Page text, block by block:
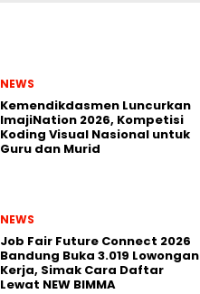
NEWS
Kemendikdasmen Luncurkan
ImajiNation 2026, Kompetisi
Koding Visual Nasional untuk
Guru dan Murid
NEWS
Job Fair Future Connect 2026
Bandung Buka 3.019 Lowongan
Kerja, Simak Cara Daftar
Lewat NEW BIMMA